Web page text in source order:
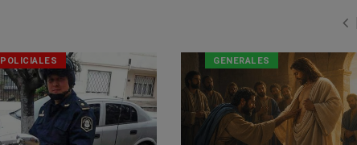
POLICIALES GENERALES